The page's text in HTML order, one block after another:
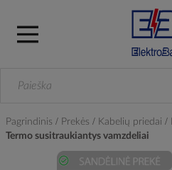
Pagrindinis Prekės Kabelių priedai
Termo susitraukiantys vamzdeliai